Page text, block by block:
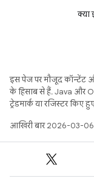
क्या
इस पेज पर मौजूद कॉन्टेंट
के हिसाब से हैं. Java और
ट्रेडमार्क या रजिस्टर किए
आखिरी बार 2026-03-